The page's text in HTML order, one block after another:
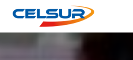
Celsur
Servicios logísticos integrales.